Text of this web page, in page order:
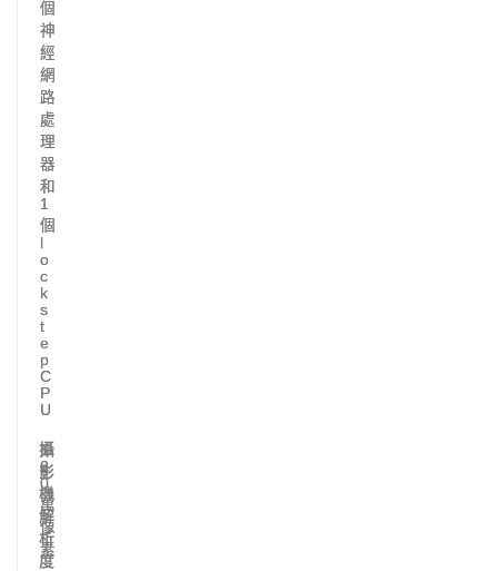
個
神
經
網
路
處
理
器
和
1
個
l
o
c
k
s
t
e
p
C
P
U
個
神
經
網
路
處
理
器
和
1
個
l
o
c
k
s
t
e
p
C
P
U
攝
影
機
解
析
度
1
2
0
萬
像
素
5
0
0
萬
像
素